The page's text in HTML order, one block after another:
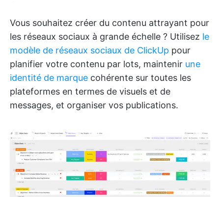
Vous souhaitez créer du contenu attrayant pour
les réseaux sociaux à grande échelle ? Utilisez le
modèle de réseaux sociaux de ClickUp pour
planifier votre contenu par lots, maintenir une
identité de marque cohérente sur toutes les
plateformes en termes de visuels et de
messages, et organiser vos publications.